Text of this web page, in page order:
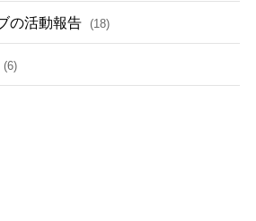
の活動報告 (18)
(6)